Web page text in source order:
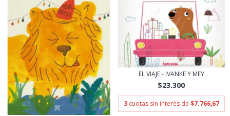
EL VIAJE - IVANKE Y MEY
$23.300
3 cuotas sin interés de $7.766,67